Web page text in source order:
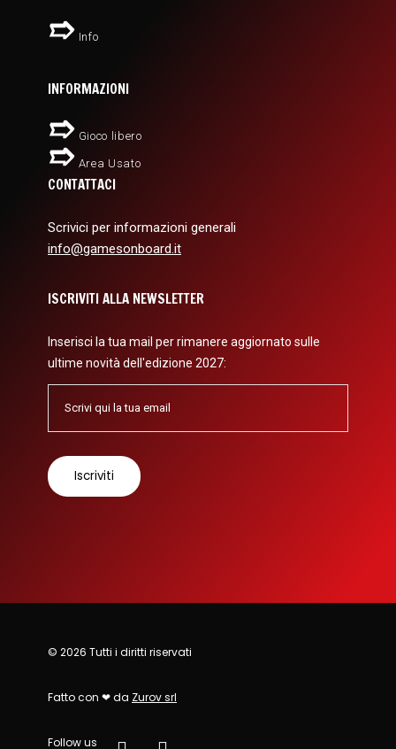
Info
INFORMAZIONI
Gioco libero
Area Usato
CONTATTACI
Scrivici per informazioni generali
info@gamesonboard.it
ISCRIVITI ALLA NEWSLETTER
Inserisci la tua mail per rimanere aggiornato sulle
ultime novità dell'edizione 2027:
© 2026 Tutti i diritti riservati
Fatto con ❤ da Zurov srl
Follow us